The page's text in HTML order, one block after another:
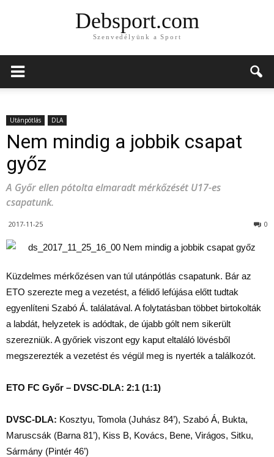
Debsport.com
Szenvedélyünk a Sport
Utánpótlás DLA
Nem mindig a jobbik csapat
győz
A Győr ellen pótolta elmaradt mérkőzését U17-es
csapatunk.
2017-11-25 0
Küzdelmes mérkőzésen van túl utánpótlás csapatunk. Bár az
ETO szerezte meg a vezetést, a félidő lefújása előtt tudtak
egyenlíteni Szabó Á. találatával. A folytatásban többet birtokolták
a labdát, helyzetek is adódtak, de újabb gólt nem sikerült
szerezniük. A győriek viszont egy kaput eltaláló lövésből
megszerezték a vezetést és végül meg is nyerték a találkozót.
ETO FC Győr – DVSC-DLA: 2:1 (1:1)
DVSC-DLA: Kosztyu, Tomola (Juhász 84’), Szabó Á, Bukta,
Maruscsák (Barna 81’), Kiss B, Kovács, Bene, Virágos, Sitku,
Sármány (Pintér 46’)